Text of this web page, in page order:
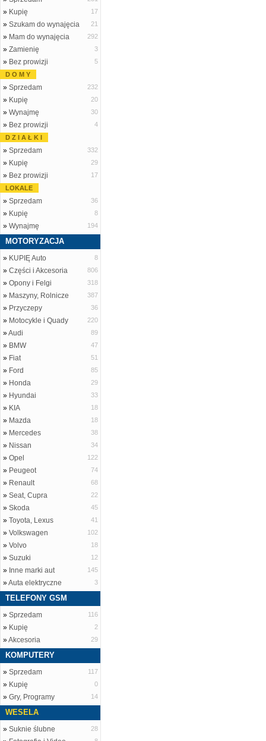
» Kupię 17
» Szukam do wynajęcia 21
» Mam do wynajęcia 292
» Zamienię 3
» Bez prowizji
5
D O M Y
» Sprzedam 232
» Kupię 20
» Wynajmę 30
» Bez prowizji
4
D Z I A Ł K I
» Sprzedam 332
» Kupię 29
» Bez prowizji
17
LOKALE
» Sprzedam 36
» Kupię 8
» Wynajmę 194
MOTORYZACJA
» KUPIĘ Auto 8
» Części i Akcesoria 806
» Opony i Felgi 318
» Maszyny, Rolnicze 387
» Przyczepy 36
» Motocykle i Quady 220
»Audi 89
» BMW 47
» Fiat 51
» Ford 85
» Honda 29
» Hyundai 33
» KIA 18
» Mazda 18
» Mercedes 38
» Nissan 34
» Opel 122
» Peugeot 74
» Renault 68
» Seat, Cupra 22
» Skoda 45
» Toyota, Lexus 41
» Volkswagen 102
» Volvo 18
» Suzuki 12
» Inne marki aut 145
»Auta elektryczne 3
TELEFONY GSM
» Sprzedam 116
» Kupię 2
»Akcesoria 29
KOMPUTERY
» Sprzedam 117
» Kupię 0
» Gry, Programy 14
WESELA
» Suknie ślubne 28